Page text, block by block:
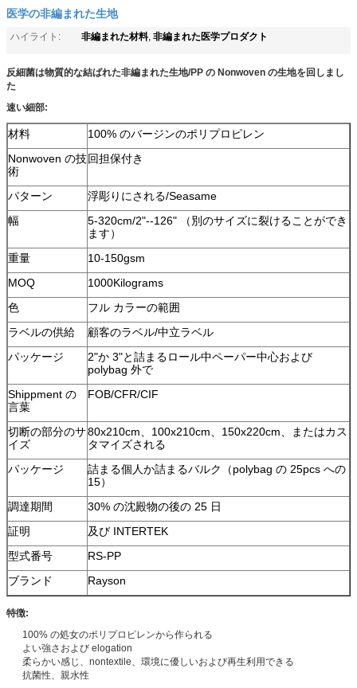
医学の非編まれた生地
ハイライト: 非編まれた材料, 非編まれた医学プロダクト
反細菌は物質的な結ばれた非編まれた生地/PP の Nonwoven の生地を回しまし
た
速い細部:
材料
100% のバージンのポリプロピレン
Nonwoven の技
術
回担保付き
パターン
浮彫りにされる/Seasame
幅
5-320cm/2"--126" （別のサイズに裂けることができ
ます）
重量
10-150gsm
MOQ
1000Kilograms
色
フル カラーの範囲
ラベルの供給
顧客のラベル/中立ラベル
パッケージ
2"か 3"と詰まるロール中ペーパー中心および
polybag 外で
Shippment の
言葉
FOB/CFR/CIF
切断の部分のサ
イズ
80x210cm、100x210cm、150x220cm、またはカス
タマイズされる
パッケージ
詰まる個人か詰まるバルク（polybag の 25pcs への
15）
調達期間
30% の沈殿物の後の 25 日
証明
及び INTERTEK
型式番号
RS-PP
ブランド
Rayson
特徴:
100% の処女のポリプロピレンから作られる
よい強さおよび elogation
柔らかい感じ、nontextile、環境に優しいおよび再生利用できる
抗菌性、親水性